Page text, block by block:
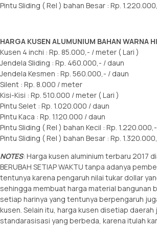
Pintu Sliding ( Rel ) bahan Besar : Rp.
HARGA KUSEN ALUMUNIUM BAHAN WARNA
Kusen 4 inchi : Rp. 85.000,- / meter ( Lari )
Jendela Sliding : Rp. 460.000,- / daun
Jendela Kesmen : Rp. 560.000,- / daun
Silent : Rp. 8.000 / meter
Kisi-Kisi : Rp. 510.000 / meter ( Lari )
Pintu Selet : Rp. 1.020.000 / daun
Pintu Kaca : Rp. 1.120.000 / daun
Pintu Sliding ( Rel ) bahan Kecil : Rp. 1.220.000,-
Pintu Sliding ( Rel ) bahan Besar : Rp.
NOTES: Harga kusen aluminium terbaru 2017
BERUBAH SETIAP WAKTU tanpa adanya
tentunya karena pengaruh nilai tukar dollar
sehingga membuat harga material bangunan
setiap harinya yang tentunya berpengaruh
kusen. Selain itu, harga kusen disetiap daerah
standarasisasi yang berbeda, karena itulah